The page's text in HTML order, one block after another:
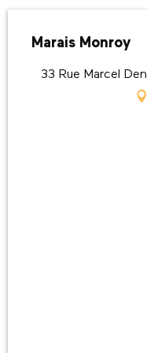
Marais Monroy
33 Rue Marcel